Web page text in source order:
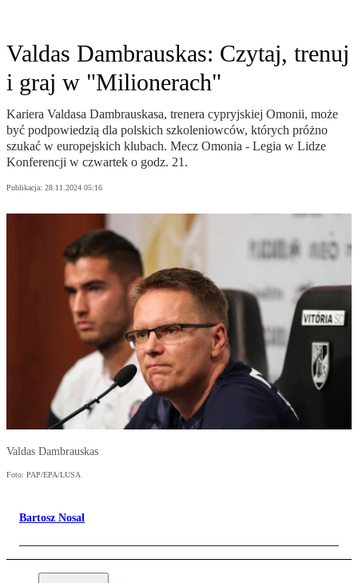
Valdas Dambrauskas: Czytaj, trenuj
i graj w "Milionerach"
Kariera Valdasa Dambrauskasa, trenera cypryjskiej Omonii, może
być podpowiedzią dla polskich szkoleniowców, których próżno
szukać w europejskich klubach. Mecz Omonia - Legia w Lidze
Konferencji w czwartek o godz. 21.
Publikacja: 28.11.2024 05:16
Valdas Dambrauskas
Foto: PAP/EPA/LUSA
Bartosz Nosal